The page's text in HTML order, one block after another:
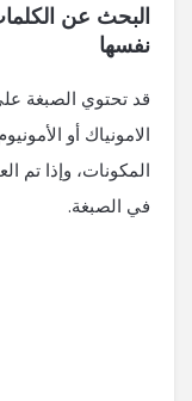
البحث عن
نفسها
قد تحتوي الصبغة
الامونياك أو
المكونات، وإذا تم
في الصبغة.